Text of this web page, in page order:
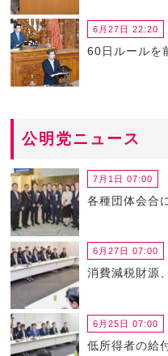
6月27日 22:20
60日ルールを
公明党ニュース
7月1日 07:00
各種団体会合
6月27日 07:00
消費減税財源
6月25日 07:00
低所得者の給